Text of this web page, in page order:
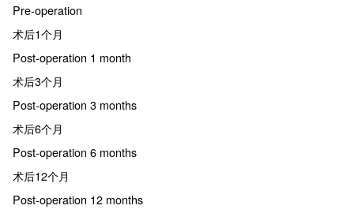
Pre-operation
术后1个月
Post-operation 1 month
术后3个月
Post-operation 3 months
术后6个月
Post-operation 6 months
术后12个月
Post-operation 12 months